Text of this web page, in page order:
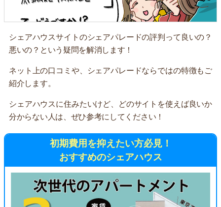
シェアハウスサイトのシェアパレードの評判って良いの？
悪いの？という疑問を解消します！
ネット上の口コミや、シェアパレードならではの特徴もご
紹介します。
シェアハウスに住みたいけど、どのサイトを使えば良いか
分からない人は、ぜひ参考にしてください！
初期費用を抑えたい方必見！
おすすめのシェアハウス